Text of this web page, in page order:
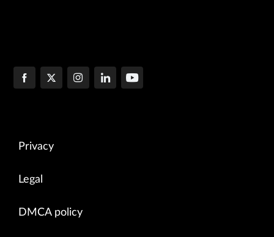
Privacy
Legal
DMCA policy